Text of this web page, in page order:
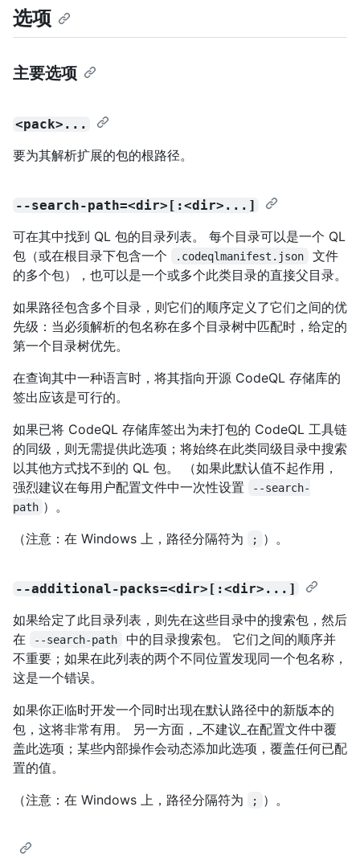
选项
主要选项
<pack>...
要为其解析扩展的包的根路径。
--search-path=<dir>[:<dir>...]
可在其中找到 QL 包的目录列表。 每个目录可以是一个 QL
包（或在根目录下包含一个
.codeqlmanifest.json
文件
的多个包），也可以是一个或多个此类目录的直接父目录。
如果路径包含多个目录，则它们的顺序定义了它们之间的优
先级：当必须解析的包名称在多个目录树中匹配时，给定的
第一个目录树优先。
在查询其中一种语言时，将其指向开源 CodeQL 存储库的
签出应该是可行的。
如果已将 CodeQL 存储库签出为未打包的 CodeQL 工具链
的同级，则无需提供此选项；将始终在此类同级目录中搜索
以其他方式找不到的 QL 包。 （如果此默认值不起作用，
强烈建议在每用户配置文件中一次性设置
--search-
path ）。
（注意：在 Windows 上，路径分隔符为
; ）。
--additional-packs=<dir>[:<dir>...]
如果给定了此目录列表，则先在这些目录中的搜索包，然后
在
--search-path
中的目录搜索包。 它们之间的顺序并
不重要；如果在此列表的两个不同位置发现同一个包名称，
这是一个错误。
如果你正临时开发一个同时出现在默认路径中的新版本的
包，这将非常有用。 另一方面，_不建议_在配置文件中覆
盖此选项；某些内部操作会动态添加此选项，覆盖任何已配
置的值。
（注意：在 Windows 上，路径分隔符为
; ）。